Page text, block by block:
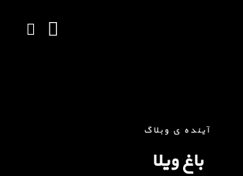
آینده ی وبلاگ
باغ ویلا